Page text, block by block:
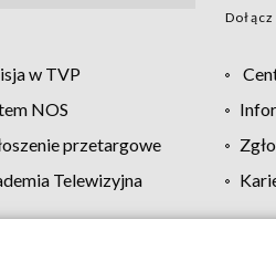
w TVP
NOS
przetargowe
Telewizyjna